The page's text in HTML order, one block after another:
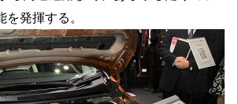
発揮する。